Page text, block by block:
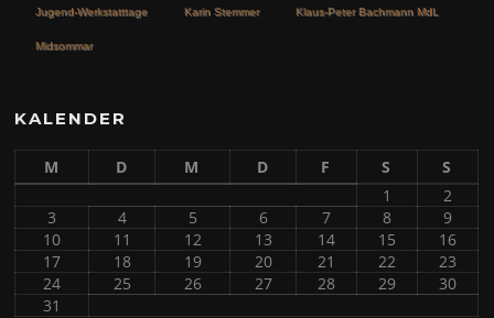
Jugend-Werkstatttage Karin Stemmer Klaus-Peter Bachmann MdL
Midsommar
KALENDER
M D M D F S
S
1
2
3
4 5 6 7 8
9
10
11 12 13 14 15
16
17
18 19 20 21 22
23
24
25 26 27 28 29
30
31